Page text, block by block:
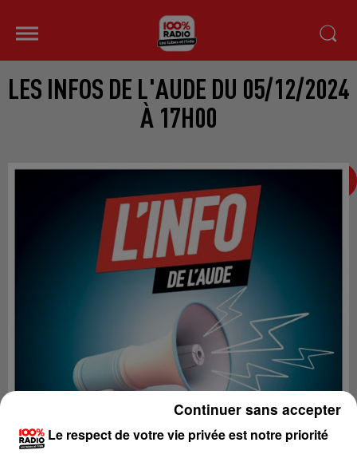
LES INFOS DE L'AUDE DU 05/12/2024
À 17H00
Le respect de votre vie privée est notre priorité
Continuer sans accepter